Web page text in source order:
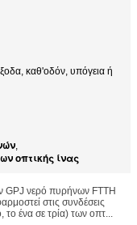
καθ'οδόν, υπόγεια ή
,
οπτικής ίνας
GPJ νερό πυρήνων FTTH
στις συνδέσεις
ένα σε τρία) των οπτ...